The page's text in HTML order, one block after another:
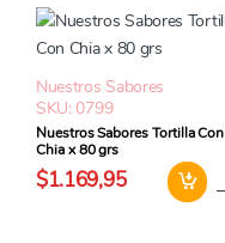
Nuestros Sabores
SKU: 0799
Nuestros Sabores Tortilla Con
Chia x 80 grs
$1.169,95